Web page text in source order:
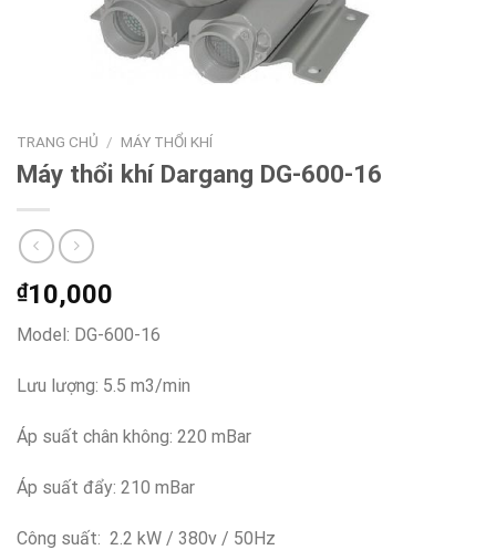
TRANG CHỦ / MÁY THỔI KHÍ
Máy thổi khí Dargang DG-600-16
₫10,000
Model: DG-600-16
Lưu lượng: 5.5 m3/min
Áp suất chân không: 220 mBar
Áp suất đẩy: 210 mBar
Công suất: 2.2 kW / 380v / 50Hz